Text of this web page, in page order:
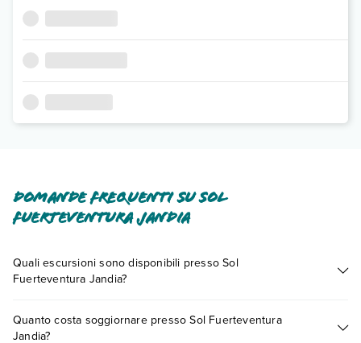
Domande frequenti su Sol
Fuerteventura Jandia
Quali escursioni sono disponibili presso Sol
Fuerteventura Jandia?
presso Sol Fuerteventura Jandia. Scoprile tutte nella
sezione
dedicata
Quanto costa soggiornare presso Sol Fuerteventura
Jandia?